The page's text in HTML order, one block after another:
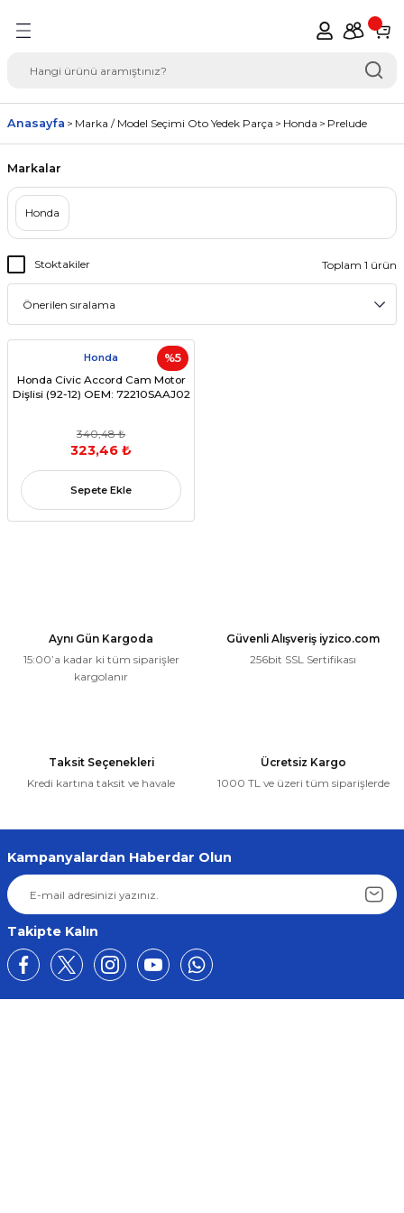
Seçimi Oto Yedek
Anasayfa Marka / Model Seçimi Oto Yedek Parça Honda Prelude
Markalar
Honda
Stoktakiler Toplam 1 ürün
%5
Honda
Honda Civic Accord Cam Motor
Dişlisi (92-12) OEM: 72210SAAJ02
340,48 ₺
323,46 ₺
Sepete Ekle
Aynı Gün Kargoda
15:00’a kadar ki tüm siparişler
kargolanır
Güvenli Alışveriş iyzico.com
256bit SSL Sertifikası
Taksit Seçenekleri
Kredi kartına taksit ve havale
Ücretsiz Kargo
1000 TL ve üzeri tüm siparişlerde
Kampanyalardan Haberdar Olun
Takipte Kalın